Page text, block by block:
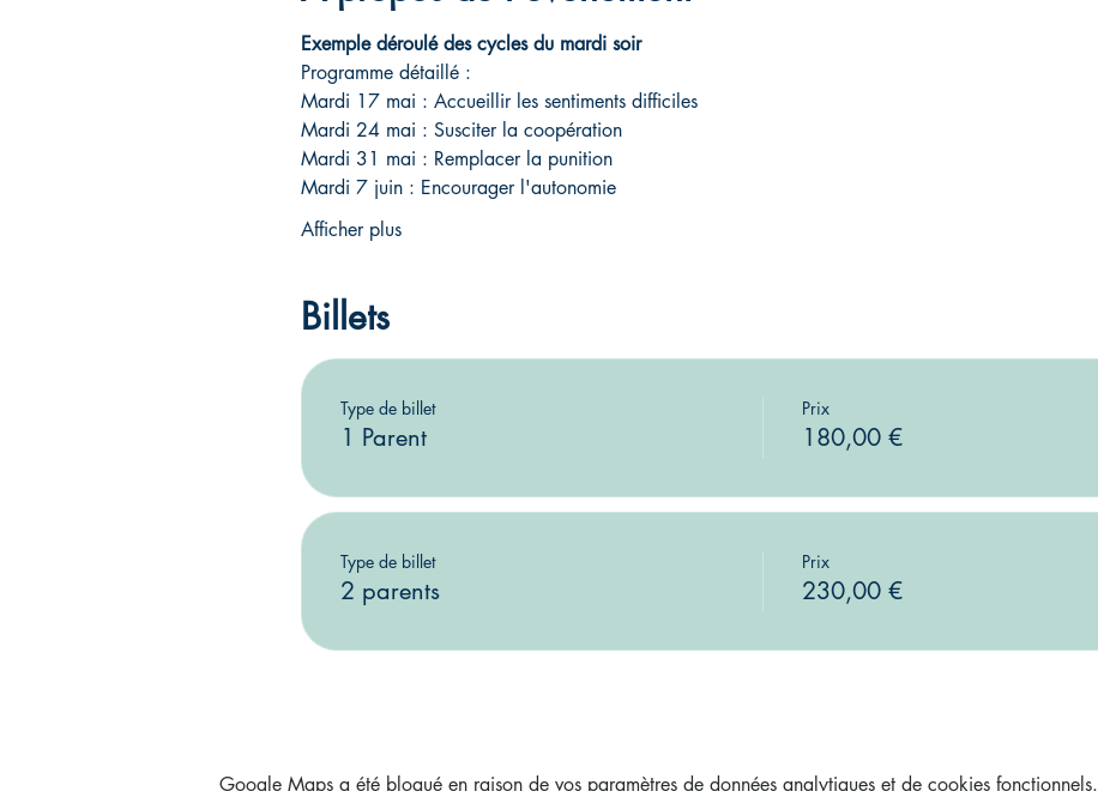
Exemple déroulé des cycles du mardi soir
Programme détaillé :
Mardi 17 mai : Accueillir les sentiments difficiles
Mardi 24 mai : Susciter la coopération
Mardi 31 mai : Remplacer la punition
Mardi 7 juin : Encourager l'autonomie
Afficher plus
Billets
Type de billet
1 Parent
Prix
180,00 €
Type de billet
2 parents
Prix
230,00 €
Google Maps a été bloqué en raison de vos paramètres de données analytiques et de cookies fonctionnels.